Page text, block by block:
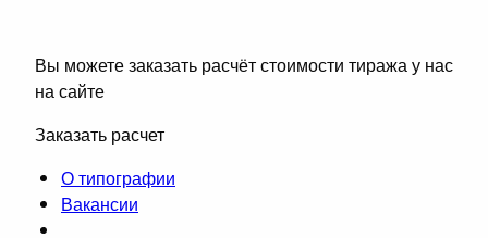
Вы можете заказать расчёт стоимости тиража у нас
на сайте
Заказать расчет
О типографии
Вакансии